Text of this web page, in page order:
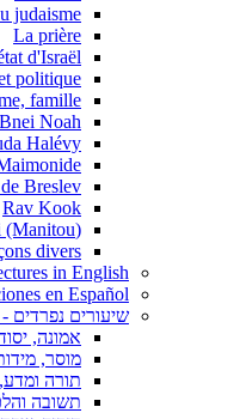
judaisme
La prière
d'Israël
politique
famille
Noah
Halévy
Breslev
Rav Kook
(Rav Askenazi (Manitou
divers
in English
en Español
שיעורים נפרדים -
אמונה,
מוסר,
תורה
תשובה